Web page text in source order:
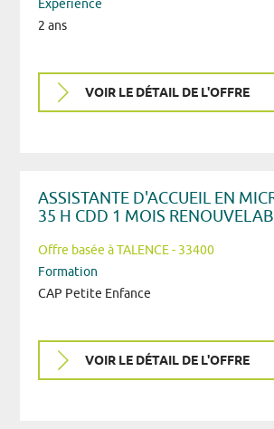
Expérience
2 ans
VOIR LE DÉTAIL DE L'OFFRE
ASSISTANTE D'ACCUEIL EN
35 H CDD 1 MOIS
Offre basée à TALENCE - 33400
Formation
CAP Petite Enfance
VOIR LE DÉTAIL DE L'OFFRE